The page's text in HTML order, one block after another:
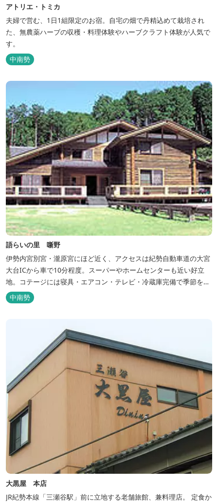
アトリエ・トミカ
夫婦で営む、1日1組限定のお宿。自宅の畑で丹精込めて栽培され
た、無農薬ハーブの収穫・料理体験やハーブクラフト体験が人気で
す。
中南勢
語らいの里 噺野
伊勢内宮別宮・瀧原宮にほど近く、アクセスは紀勢自動車道の大宮
大台ICから車で10分程度。スーパーやホームセンターも近い好立
地。コテージには寝具・エアコン・テレビ・冷蔵庫完備で季節を問
わず楽しめます。 食器・調理器具の揃った自炊棟や24時間利用可
能なシャワールームなど充実の設備で快適にお過ごしいただけま
用いただけます(１棟につき１時間)
中南勢
大黒屋 本店
JR紀勢本線「三瀬谷駅」前に立地する老舗旅館、兼料理店。 定食か